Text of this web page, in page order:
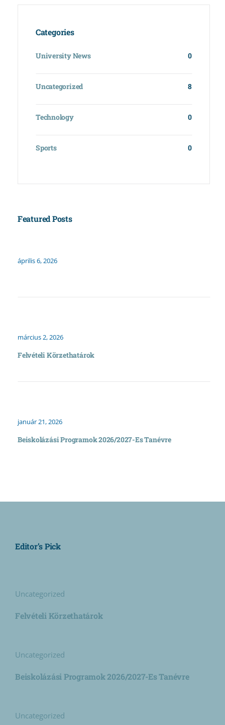
Pályázatok
Kapcsolat
e-Napló
Categories
University News 0
Uncategorized 8
Technology 0
Sports 0
Featured Posts
április 6, 2026
március 2, 2026
Felvételi Körzethatárok
január 21, 2026
Beiskolázási Programok 2026/2027-Es Tanévre
Editor’s Pick
Uncategorized
Felvételi Körzethatárok
Uncategorized
Beiskolázási Programok 2026/2027-Es Tanévre
Uncategorized